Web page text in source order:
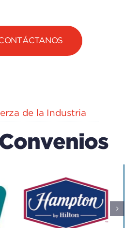
de la Industria
EXPLORA
(centro
De